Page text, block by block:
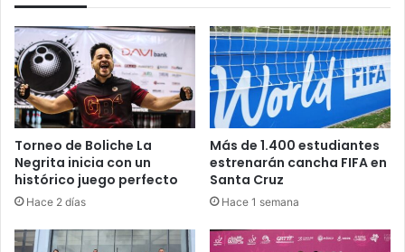
década
Torneo de Boliche La
Negrita inicia con un
histórico juego perfecto
Hace 2 días
Más de 1.400 estudiantes
estrenarán cancha FIFA en
Santa Cruz
Hace 1 semana